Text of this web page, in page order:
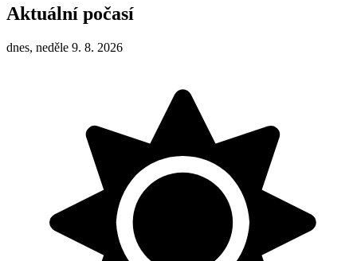
Aktuální počasí
dnes, neděle 9. 8. 2026